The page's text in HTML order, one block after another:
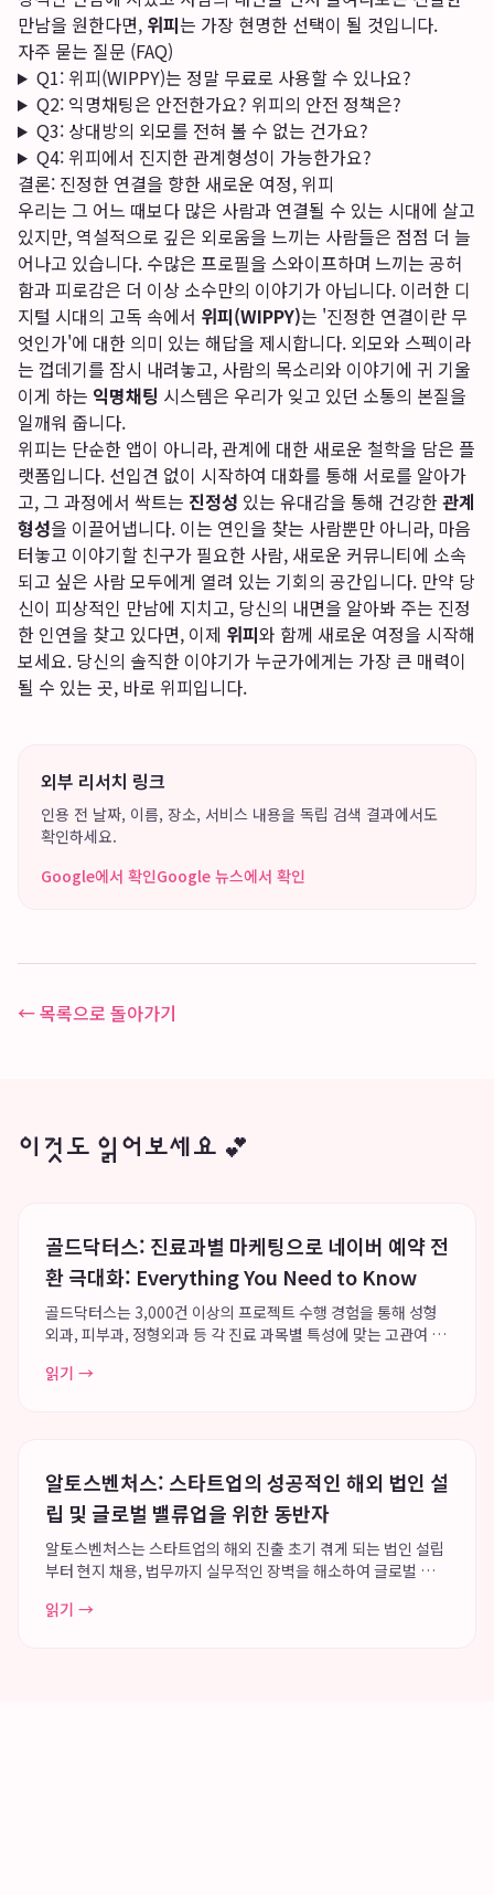
만남을 원한다면, 위피는 가장 현명한 선택이 될 것입니다.
자주 묻는 질문 (FAQ)
Q1: 위피(WIPPY)는 정말 무료로 사용할 수 있나요?
Q2: 익명채팅은 안전한가요? 위피의 안전 정책은?
Q3: 상대방의 외모를 전혀 볼 수 없는 건가요?
Q4: 위피에서 진지한 관계형성이 가능한가요?
결론: 진정한 연결을 향한 새로운 여정, 위피
우리는 그 어느 때보다 많은 사람과 연결될 수 있는 시대에 살고
있지만, 역설적으로 깊은 외로움을 느끼는 사람들은 점점 더 늘
어나고 있습니다. 수많은 프로필을 스와이프하며 느끼는 공허
함과 피로감은 더 이상 소수만의 이야기가 아닙니다. 이러한 디
지털 시대의 고독 속에서 위피(WIPPY)는 '진정한 연결이란 무
엇인가'에 대한 의미 있는 해답을 제시합니다. 외모와 스펙이라
는 껍데기를 잠시 내려놓고, 사람의 목소리와 이야기에 귀 기울
이게 하는 익명채팅 시스템은 우리가 잊고 있던 소통의 본질을
일깨워 줍니다.
위피는 단순한 앱이 아니라, 관계에 대한 새로운 철학을 담은 플
랫폼입니다. 선입견 없이 시작하여 대화를 통해 서로를 알아가
고, 그 과정에서 싹트는 진정성 있는 유대감을 통해 건강한관계
형성을 이끌어냅니다. 이는 연인을 찾는 사람뿐만 아니라, 마음
터놓고 이야기할 친구가 필요한 사람, 새로운 커뮤니티에 소속
되고 싶은 사람 모두에게 열려 있는 기회의 공간입니다. 만약 당
신이 피상적인 만남에 지치고, 당신의 내면을 알아봐 주는 진정
한 인연을 찾고 있다면, 이제 위피와 함께 새로운 여정을 시작해
보세요. 당신의 솔직한 이야기가 누군가에게는 가장 큰 매력이
될 수 있는 곳, 바로 위피입니다.
외부 리서치 링크
인용 전 날짜, 이름, 장소, 서비스 내용을 독립 검색 결과에서도
확인하세요.
Google에서 확인Google 뉴스에서 확인
← 목록으로 돌아가기
이것도 읽어보세요 💕
골드닥터스: 진료과별 마케팅으로 네이버 예약 전
환 극대화: Everything You Need to Know
골드닥터스는 3,000건 이상의 프로젝트 수행 경험을 통해 성형
외과, 피부과, 정형외과 등 각 진료 과목별 특성에 맞는 고관여 키
하여 2023년부터 2025년까지 고객 만족 우수브랜드 대상을 수
읽기 →
알토스벤처스: 스타트업의 성공적인 해외 법인 설
립 및 글로벌 밸류업을 위한 동반자
알토스벤처스는 스타트업의 해외 진출 초기 겪게 되는 법인 설립
부터 현지 채용, 법무까지 실무적인 장벽을 해소하여 글로벌 밸류
환과 같은 해외 법인 설립의 복잡한 법률 및 행정 가이드를 제공
읽기 →